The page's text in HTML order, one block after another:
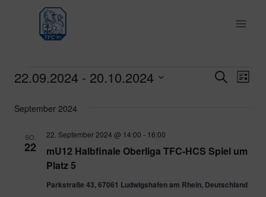
springen
Veranstaltungen SucheListe
22.09.2024 - 20.10.2024
wählen.
September 2024
SO.
22
mU12 Halbfinale Oberliga TFC-HCS Spiel um
Platz 5
22. September 2024 @ 14:00 - 16:00
Parkstraße 43, 67061 Ludwigshafen am Rhein, Deutschland